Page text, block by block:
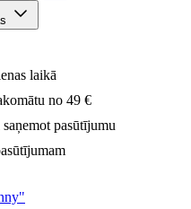
laikā
no 49 €
pasūtījumu